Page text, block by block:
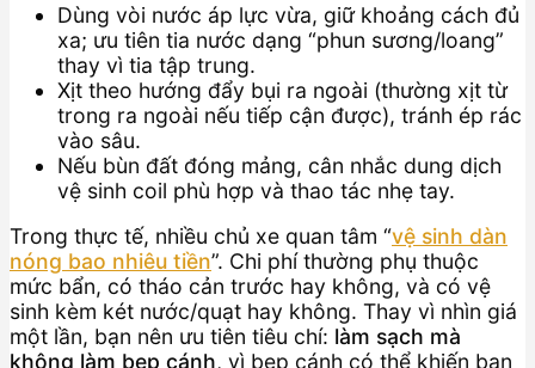
Dùng vòi nước áp lực vừa, giữ khoảng cách đủ
xa; ưu tiên tia nước dạng “phun sương/loang”
thay vì tia tập trung.
Xịt theo hướng đẩy bụi ra ngoài (thường xịt từ
trong ra ngoài nếu tiếp cận được), tránh ép rác
vào sâu.
Nếu bùn đất đóng mảng, cân nhắc dung dịch
vệ sinh coil phù hợp và thao tác nhẹ tay.
Trong thực tế, nhiều chủ xe quan tâm “vệ sinh dàn
nóng bao nhiêu tiền”. Chi phí thường phụ thuộc
mức bẩn, có tháo cản trước hay không, và có vệ
sinh kèm két nước/quạt hay không. Thay vì nhìn giá
một lần, bạn nên ưu tiên tiêu chí: làm sạch mà
không làm bẹp cánh, vì bẹp cánh có thể khiến bạn